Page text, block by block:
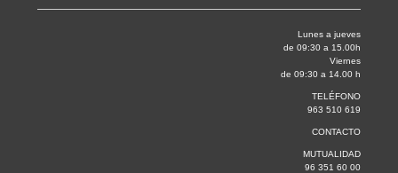
Lunes a jueves
de 09:30 a 15.00h
Viernes
de 09:30 a 14.00 h
TELÉFONO
963 510 619
CONTACTO
MUTUALIDAD
96 351 60 00